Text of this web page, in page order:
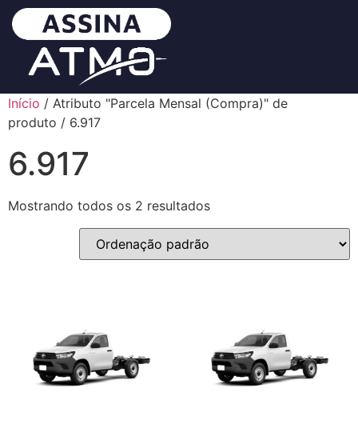
Início / Atributo "Parcela Mensal (Compra)" de
produto / 6.917
6.917
Mostrando todos os 2 resultados